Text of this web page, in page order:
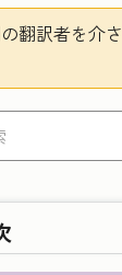
翻訳者を介さ